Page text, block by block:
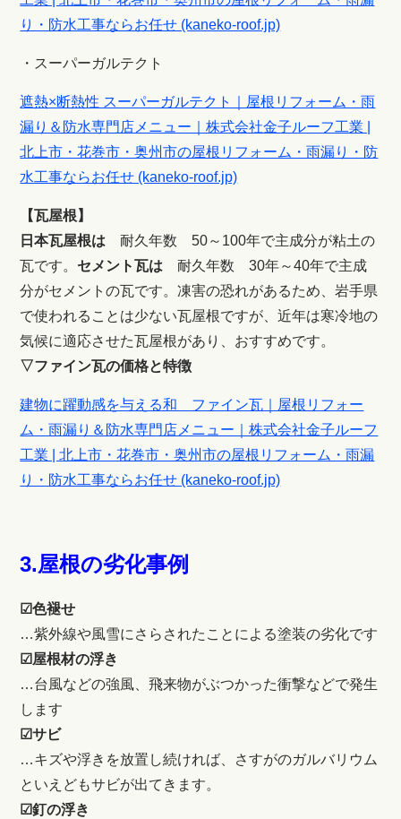
り・防水工事ならお任せ (kaneko-roof.jp)
・スーパーガルテクト
遮熱×断熱性 スーパーガルテクト｜屋根リフォーム・雨
漏り＆防水専門店メニュー｜株式会社金子ルーフ工業 |
北上市・花巻市・奥州市の屋根リフォーム・雨漏り・防
水工事ならお任せ (kaneko-roof.jp)
【瓦屋根】
日本瓦屋根は 耐久年数 50～100年で主成分が粘土の
瓦です。 セメント瓦は 耐久年数 30年～40年で主成
分がセメントの瓦です。凍害の恐れがあるため、岩手県
で使われることは少ない瓦屋根ですが、近年は寒冷地の
気候に適応させた瓦屋根があり、おすすめです。
▽ファイン瓦の価格と特徴
建物に躍動感を与える和 ファイン瓦｜屋根リフォー
ム・雨漏り＆防水専門店メニュー｜株式会社金子ルーフ
工業 | 北上市・花巻市・奥州市の屋根リフォーム・雨漏
り・防水工事ならお任せ (kaneko-roof.jp)
3.屋根の劣化事例
☑色褪せ
…紫外線や風雪にさらされたことによる塗装の劣化です
☑屋根材の浮き
…台風などの強風、飛来物がぶつかった衝撃などで発生
します
☑サビ
…キズや浮きを放置し続ければ、さすがのガルバリウム
といえどもサビが出てきます。
☑釘の浮き